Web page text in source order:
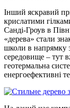
Інший яскравий
крислатими
Санді-Гроув в
«дерева» стали
школи в напрямку
середовище – тут
геотермальна
енергоефективні